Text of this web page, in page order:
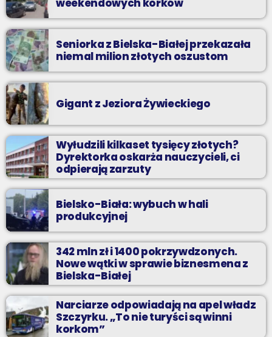
weekendowych korków
Seniorka z Bielska-Białej przekazała
niemal milion złotych oszustom
Gigant z Jeziora Żywieckiego
Wyłudzili kilkaset tysięcy złotych?
Dyrektorka oskarża nauczycieli, ci
odpierają zarzuty
Bielsko-Biała: wybuch w hali
produkcyjnej
342 mln zł i 1400 pokrzywdzonych.
Nowe wątki w sprawie biznesmena z
Bielska-Białej
Narciarze odpowiadają na apel władz
Szczyrku. „To nie turyści są winni
korkom”